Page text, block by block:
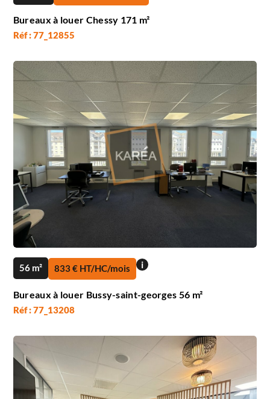
Bureaux à louer Chessy 171 m²
Réf : 77_12855
56 m² 833 € HT/HC/mois i
Bureaux à louer Bussy-saint-georges 56 m²
Réf : 77_13208